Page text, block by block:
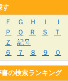
す
Ｆ Ｇ Ｈ Ｉ
Ｊ
Ｐ Ｑ Ｒ Ｓ
Ｔ
Ｚ
記号
６ ７ ８ ９ ０
の検索ランキング